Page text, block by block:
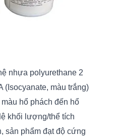
nhựa polyurethane 2
(Isocyanate, màu trắng)
hổ phách đến hổ
khối lượng/thể tích
sản phẩm đạt độ cứng